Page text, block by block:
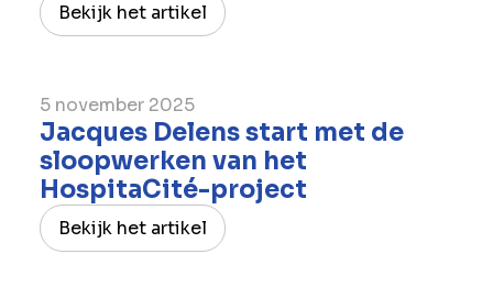
Bekijk het artikel
5 november 2025
Jacques Delens start met de
sloopwerken van het
HospitaCité-project
Bekijk het artikel